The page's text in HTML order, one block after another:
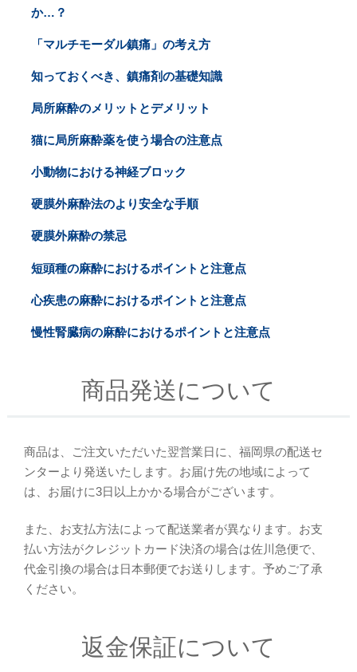
か…？
「マルチモーダル鎮痛」の考え方
知っておくべき、鎮痛剤の基礎知識
局所麻酔のメリットとデメリット
猫に局所麻酔薬を使う場合の注意点
小動物における神経ブロック
硬膜外麻酔法のより安全な手順
硬膜外麻酔の禁忌
短頭種の麻酔におけるポイントと注意点
心疾患の麻酔におけるポイントと注意点
慢性腎臓病の麻酔におけるポイントと注意点
商品発送について
商品は、ご注文いただいた翌営業日に、福岡県の配送セ
ンターより発送いたします。お届け先の地域によって
は、お届けに3日以上かかる場合がございます。
また、お支払方法によって配送業者が異なります。お支
払い方法がクレジットカード決済の場合は佐川急便で、
代金引換の場合は日本郵便でお送りします。予めご了承
ください。
返金保証について